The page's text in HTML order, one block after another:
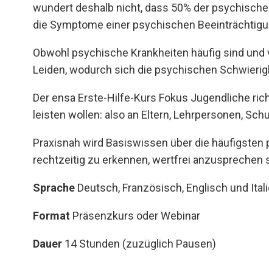
wundert deshalb nicht, dass 50% der
die Symptome einer psychischen
Obwohl psychische Krankheiten häufig sind
Leiden, wodurch sich die psychischen
Der ensa Erste-Hilfe-Kurs Fokus Jugendliche
leisten wollen: also an Eltern, Lehrpersonen,
Praxisnah wird Basiswissen über die
rechtzeitig zu erkennen, wertfrei
Sprache Deutsch, Französisch, Englisch und
Format Präsenzkurs oder Webinar
Dauer 14 Stunden (zuzüglich Pausen)